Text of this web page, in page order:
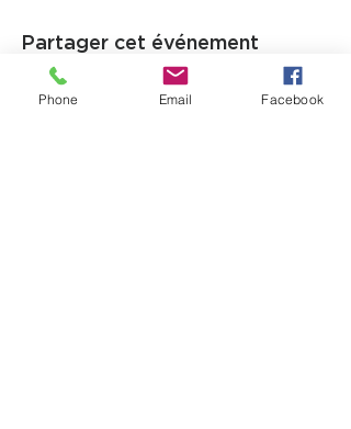
Partager cet événement
Phone Email Facebook